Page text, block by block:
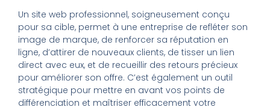
Un site web professionnel, soigneusement conçu
pour sa cible, permet à une entreprise de refléter son
image de marque, de renforcer sa réputation en
ligne, d’attirer de nouveaux clients, de tisser un lien
direct avec eux, et de recueillir des retours précieux
pour améliorer son offre. C’est également un outil
stratégique pour mettre en avant vos points de
différenciation et maîtriser efficacement votre